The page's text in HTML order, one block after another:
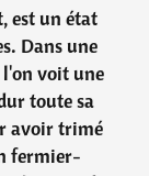
est un état
Dans une
l'on voit une
toute sa
avoir trimé
fermier-